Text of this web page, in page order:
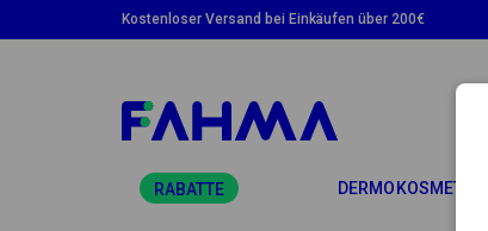
Kostenloser Versand bei Einkäufen über 200€
RABATTE DERMOKOSMETIK